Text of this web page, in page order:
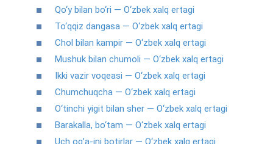
Qo‘y bilan bo‘ri — O‘zbek xalq ertagi
To‘qqiz dangasa — O‘zbek xalq ertagi
Chol bilan kampir — O‘zbek xalq ertagi
Mushuk bilan chumoli — O‘zbek xalq ertagi
Ikki vazir voqeasi — O‘zbek xalq ertagi
Chumchuqcha — O‘zbek xalq ertagi
O‘tinchi yigit bilan sher — O‘zbek xalq ertagi
Barakalla, bo‘tam — O‘zbek xalq ertagi
Uch og’a-ini botirlar — O‘zbek xalq ertagi